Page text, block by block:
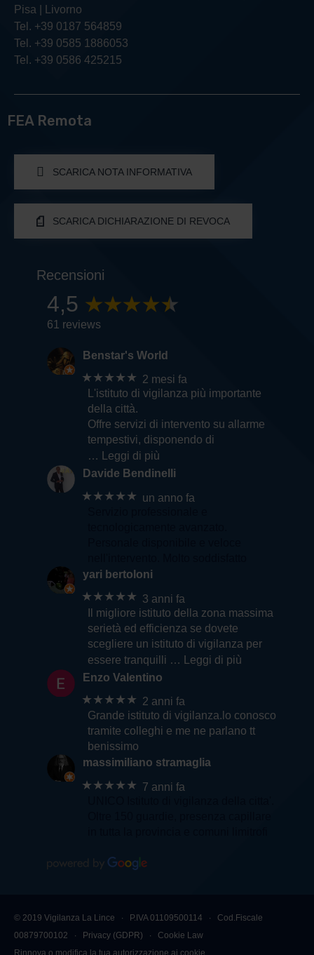
Pisa | Livorno
Tel. +39 0187 564859
Tel. +39 0585 1886053
Tel. +39 0586 425215
FEA Remota
SCARICA NOTA INFORMATIVA
SCARICA DICHIARAZIONE DI REVOCA
Recensioni
4,5
61 reviews
Benstar's World
★★★★★ 2 mesi fa
L'istituto di vigilanza più importante
della città.
Offre servizi di intervento su allarme
tempestivi, disponendo di
… Leggi di più
Davide Bendinelli
★★★★★ un anno fa
yari bertoloni
★★★★★ 3 anni fa
Il migliore istituto della zona massima
serietà ed efficienza se dovete
scegliere un istituto di vigilanza per
essere tranquilli … Leggi di più
Enzo Valentino
★★★★★ 2 anni fa
Grande istituto di vigilanza.lo conosco
tramite colleghi e me ne parlano tt
benissimo
massimiliano stramaglia
★★★★★ 7 anni fa
© 2019 Vigilanza La Lince ∙ P.IVA 01109500114 ∙ Cod.Fiscale
00879700102 ∙ Privacy (GDPR) ∙ Cookie Law
Rinnova o modifica la tua autorizzazione ai cookie